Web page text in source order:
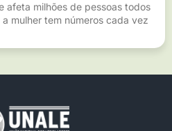
afeta milhões de pessoas todos
mulher tem números cada vez